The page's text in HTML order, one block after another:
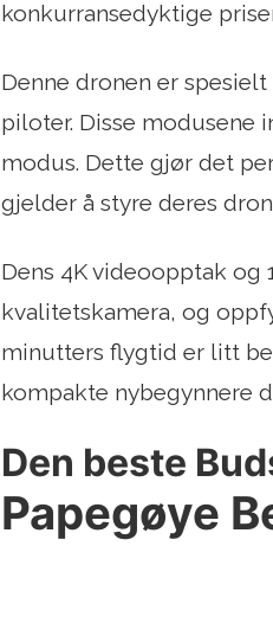
konkurransedyktige
Denne dronen er
piloter. Disse modusene
modus. Dette gjør det
gjelder å styre deres
Dens 4K videoopptak og
kvalitetskamera, og
minutters flygtid er litt
kompakte nybegynnere
Den beste
Papegøye